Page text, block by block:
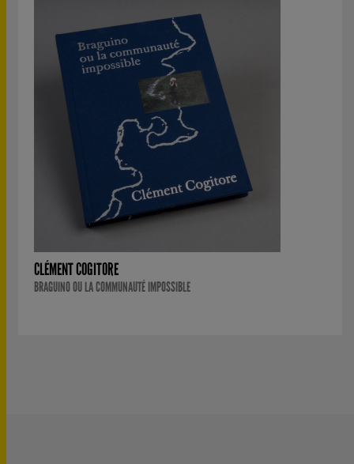
CLÉMENT COGITORE
BRAGUINO OU LA COMMUNAUTÉ IMPOSSIBLE